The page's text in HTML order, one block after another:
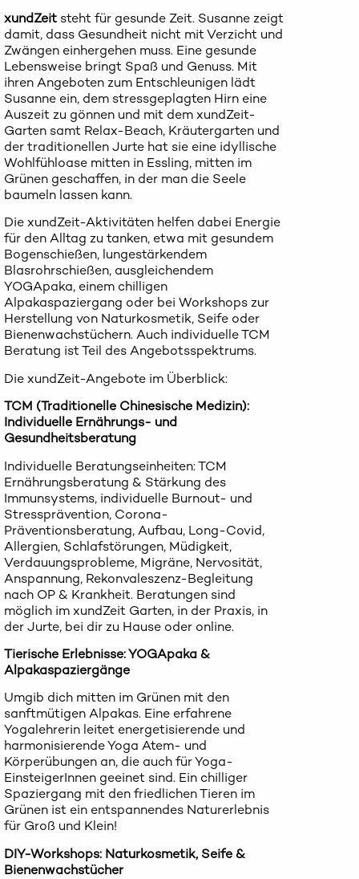
xundZeit steht für gesunde Zeit. Susanne zeigt
damit, dass Gesundheit nicht mit Verzicht und
Zwängen einhergehen muss. Eine gesunde
Lebensweise bringt Spaß und Genuss. Mit
ihren Angeboten zum Entschleunigen lädt
Susanne ein, dem stressgeplagten Hirn eine
Auszeit zu gönnen und mit dem xundZeit-
Garten samt Relax-Beach, Kräutergarten und
der traditionellen Jurte hat sie eine idyllische
Wohlfühloase mitten in Essling, mitten im
Grünen geschaffen, in der man die Seele
baumeln lassen kann.
Die xundZeit-Aktivitäten helfen dabei Energie
für den Alltag zu tanken, etwa mit gesundem
Bogenschießen, lungestärkendem
Blasrohrschießen, ausgleichendem
YOGApaka, einem chilligen
Alpakaspaziergang oder bei Workshops zur
Herstellung von Naturkosmetik, Seife oder
Bienenwachstüchern. Auch individuelle TCM
Beratung ist Teil des Angebotsspektrums.
Die xundZeit-Angebote im Überblick:
TCM (Traditionelle Chinesische Medizin):
Individuelle Ernährungs- und
Gesundheitsberatung
Individuelle Beratungseinheiten: TCM
Ernährungsberatung & Stärkung des
Immunsystems, individuelle Burnout- und
Stressprävention, Corona-
Präventionsberatung, Aufbau, Long-Covid,
Allergien, Schlafstörungen, Müdigkeit,
Verdauungsprobleme, Migräne, Nervosität,
Anspannung, Rekonvaleszenz-Begleitung
nach OP & Krankheit. Beratungen sind
möglich im xundZeit Garten, in der Praxis, in
der Jurte, bei dir zu Hause oder online.
Tierische Erlebnisse: YOGApaka &
Alpakaspaziergänge
Umgib dich mitten im Grünen mit den
sanftmütigen Alpakas. Eine erfahrene
Yogalehrerin leitet energetisierende und
harmonisierende Yoga Atem- und
Körperübungen an, die auch für Yoga-
EinsteigerInnen geeinet sind. Ein chilliger
Spaziergang mit den friedlichen Tieren im
Grünen ist ein entspannendes Naturerlebnis
für Groß und Klein!
DIY-Workshops: Naturkosmetik, Seife &
Bienenwachstücher